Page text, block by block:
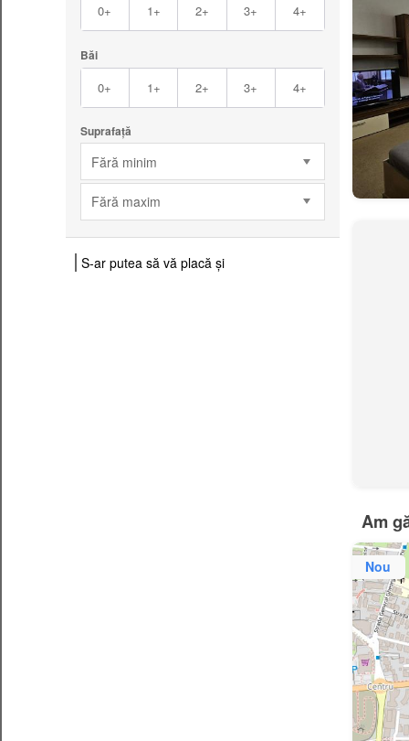
0+ 1+ 2+ 3+ 4+
Băi
0+ 1+ 2+ 3+ 4+
Suprafață
Fără minim
Fără maxim
S-ar putea să vă placă și
Am
Nou